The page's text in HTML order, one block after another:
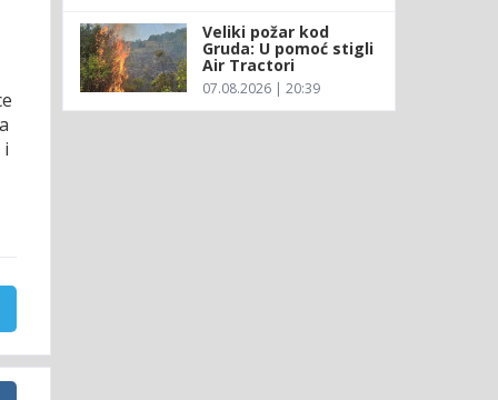
i
Veliki požar kod
Gruda: U pomoć stigli
Air Tractori
07.08.2026 | 20:39